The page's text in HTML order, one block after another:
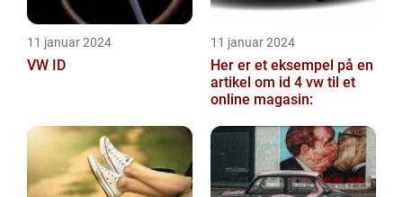
11 januar 2024
VW ID
11 januar 2024
Her er et eksempel på en
artikel om id 4 vw til et
online magasin: